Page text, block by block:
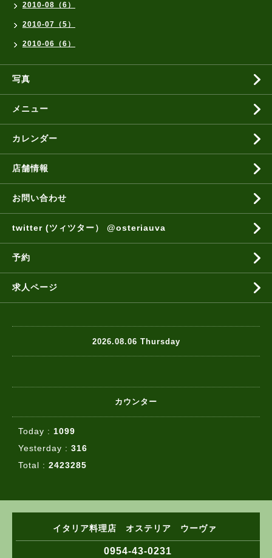
2010-08（6）
2010-07（5）
2010-06（6）
写真
メニュー
カレンダー
店舗情報
お問い合わせ
twitter (ツィツター） @osteriauva
予約
求人ページ
2026.08.06 Thursday
カウンター
Today : 1099
Yesterday : 316
Total : 2423285
イタリア料理店 オステリア ウーヴァ
0954-43-0231